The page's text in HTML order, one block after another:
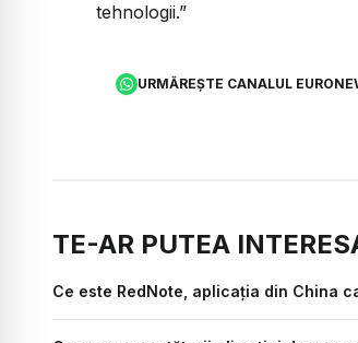
tehnologii.”
URMĂREȘTE CANALUL
TE-AR PUTEA
Ce este RedNote, aplicația din China